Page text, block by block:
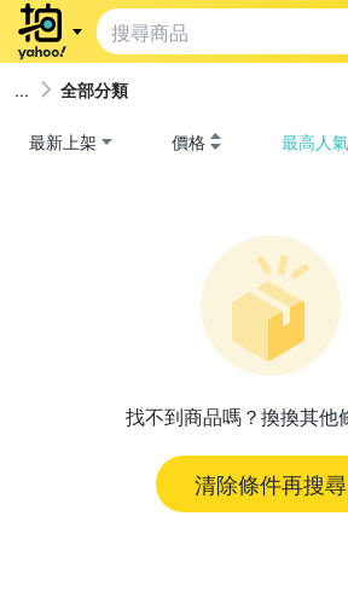
全部分類
最新上架 價格 最高人氣
找不到商品嗎？換換其他
清除條件再搜尋